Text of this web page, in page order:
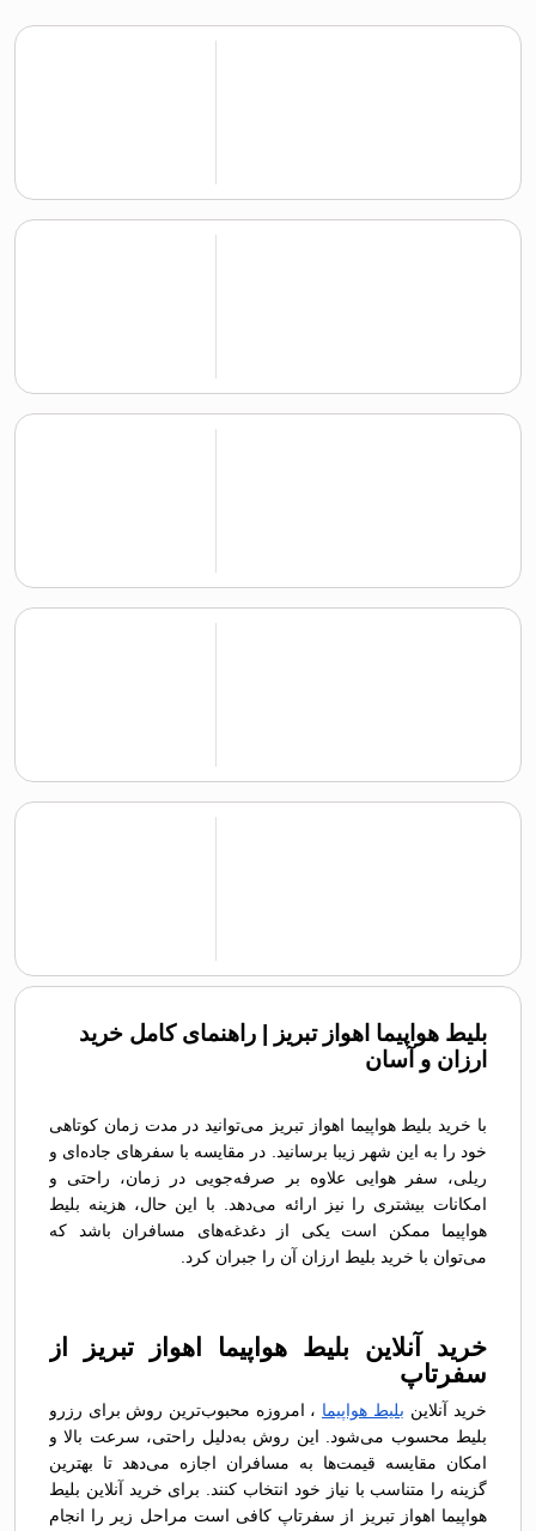
بلیط هواپیما اهواز تبریز | راهنمای کامل خرید
ارزان و آسان
با خرید بلیط هواپیما اهواز تبریز می‌توانید در مدت زمان کوتاهی
خود را به این شهر زیبا برسانید. در مقایسه با سفرهای جاده‌ای و
ریلی، سفر هوایی علاوه بر صرفه‌جویی در زمان، راحتی و
امکانات بیشتری را نیز ارائه می‌دهد. با این حال، هزینه بلیط
هواپیما ممکن است یکی از دغدغه‌های مسافران باشد که
می‌توان با خرید بلیط ارزان آن را جبران کرد.
خرید آنلاین بلیط هواپیما اهواز تبریز از
سفرتاپ
خرید آنلاین بلیط هواپیما ، امروزه محبوب‌ترین روش برای رزرو
بلیط محسوب می‌شود. این روش به‌دلیل راحتی، سرعت بالا و
امکان مقایسه قیمت‌ها به مسافران اجازه می‌دهد تا بهترین
گزینه را متناسب با نیاز خود انتخاب کنند. برای خرید آنلاین بلیط
هواپیما اهواز تبریز از سفرتاپ کافی است مراحل زیر را انجام